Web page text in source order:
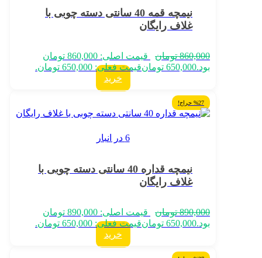
نیمچه قمه 40 سانتی دسته چوبی با
غلاف رایگان
860,000 تومان
قیمت اصلی: 860,000 تومان
بود.650,000 تومانقیمت فعلی: 650,000 تومان.
خرید
%27 حراج!
6 در انبار
نیمچه قداره 40 سانتی دسته چوبی با
غلاف رایگان
890,000 تومان
قیمت اصلی: 890,000 تومان
بود.650,000 تومانقیمت فعلی: 650,000 تومان.
خرید